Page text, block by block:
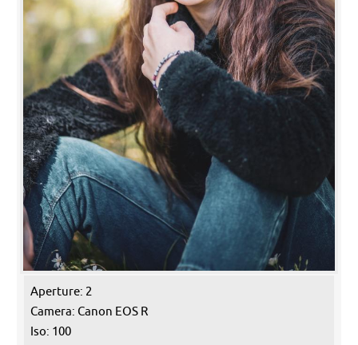
Aperture: 2
Camera: Canon EOS R
Iso: 100